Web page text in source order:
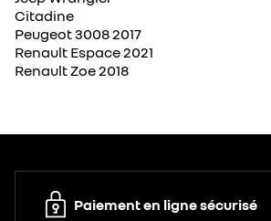
Citadine
Peugeot 3008 2017
Renault Espace 2021
Renault Zoe 2018
Paiement en ligne sécurisé